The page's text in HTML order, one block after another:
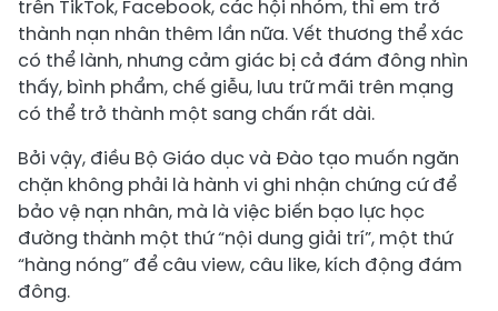
trên TikTok, Facebook, các hội nhóm, thì em trở
thành nạn nhân thêm lần nữa. Vết thương thể xác
có thể lành, nhưng cảm giác bị cả đám đông nhìn
thấy, bình phẩm, chế giễu, lưu trữ mãi trên mạng
có thể trở thành một sang chấn rất dài.
Bởi vậy, điều Bộ Giáo dục và Đào tạo muốn ngăn
chặn không phải là hành vi ghi nhận chứng cứ để
bảo vệ nạn nhân, mà là việc biến bạo lực học
đường thành một thứ “nội dung giải trí”, một thứ
“hàng nóng” để câu view, câu like, kích động đám
đông.